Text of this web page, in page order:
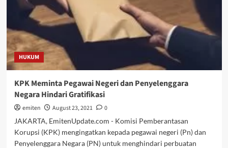
Jakarta
HUKUM
KPK Meminta Pegawai Negeri dan Penyelenggara
Negara Hindari Gratifikasi
emiten August 23, 2021
0
JAKARTA, EmitenUpdate.com - Komisi Pemberantasan
Korupsi (KPK) mengingatkan kepada pegawai negeri (Pn) dan
Penyelenggara Negara (PN) untuk menghindari perbuatan